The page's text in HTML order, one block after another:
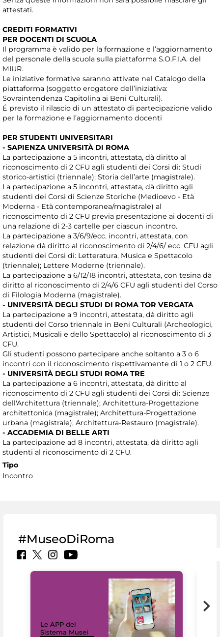
attestati.
CREDITI FORMATIVI
PER DOCENTI DI SCUOLA
Il programma è valido per la formazione e l’aggiornamento
del personale della scuola sulla piattaforma S.O.F.I.A. del
MIUR.
Le iniziative formative saranno attivate nel Catalogo della
piattaforma (soggetto erogatore dell’iniziativa:
Sovraintendenza Capitolina ai Beni Culturali).
É previsto il rilascio di un attestato di partecipazione valido
per la formazione e l’aggiornamento docenti
PER STUDENTI UNIVERSITARI
- SAPIENZA UNIVERSITÀ DI ROMA
La partecipazione a 5 incontri, attestata, dà diritto al
riconoscimento di 2 CFU agli studenti dei Corsi di: Studi
storico-artistici (triennale); Storia dell’arte (magistrale).
La partecipazione a 5 incontri, attestata, dà diritto agli
studenti dei Corsi di Scienze Storiche (Medioevo - Età
Moderna - Età contemporanea/magistrale) al
riconoscimento di 2 CFU previa presentazione ai docenti di
una relazione di 2-3 cartelle per ciascun incontro.
La partecipazione a 3/6/9/ecc. incontri, attestata, con
relazione dà diritto al riconoscimento di 2/4/6/ ecc. CFU agli
studenti dei Corsi di: Letteratura, Musica e Spettacolo
(triennale); Lettere Moderne (triennale).
La partecipazione a 6/12/18 incontri, attestata, con tesina dà
diritto al riconoscimento di 2/4/6 CFU agli studenti del Corso
di Filologia Moderna (magistrale).
- UNIVERSITÀ DEGLI STUDI DI ROMA TOR VERGATA
La partecipazione a 9 incontri, attestata, dà diritto agli
studenti del Corso triennale in Beni Culturali (Archeologici,
Artistici, Musicali e dello Spettacolo) al riconoscimento di 3
CFU.
Gli studenti possono partecipare anche soltanto a 3 o 6
incontri con il riconoscimento rispettivamente di 1 o 2 CFU.
- UNIVERSITÀ DEGLI STUDI ROMA TRE
La partecipazione a 6 incontri, attestata, dà diritto al
riconoscimento di 2 CFU agli studenti dei Corsi di: Scienze
dell'Architettura (triennale); Architettura-Progettazione
architettonica (magistrale); Architettura-Progettazione
urbana (magistrale); Architettura-Restauro (magistrale).
- ACCADEMIA DI BELLE ARTI
La partecipazione ad 8 incontri, attestata, dà diritto agli
studenti al riconoscimento di 2 CFU.
Tipo
Incontro
#MuseoDiRoma
Le APP del
Sistema Musei